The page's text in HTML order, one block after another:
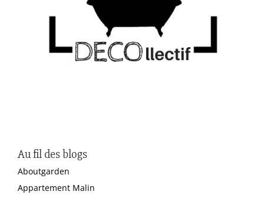
Au fil des blogs
Aboutgarden
Appartement Malin